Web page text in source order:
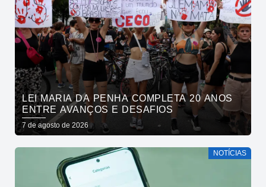
LEI MARIA DA PENHA COMPLETA 20 ANOS
ENTRE AVANÇOS E DESAFIOS
7 de agosto de 2026
NOTÍCIAS